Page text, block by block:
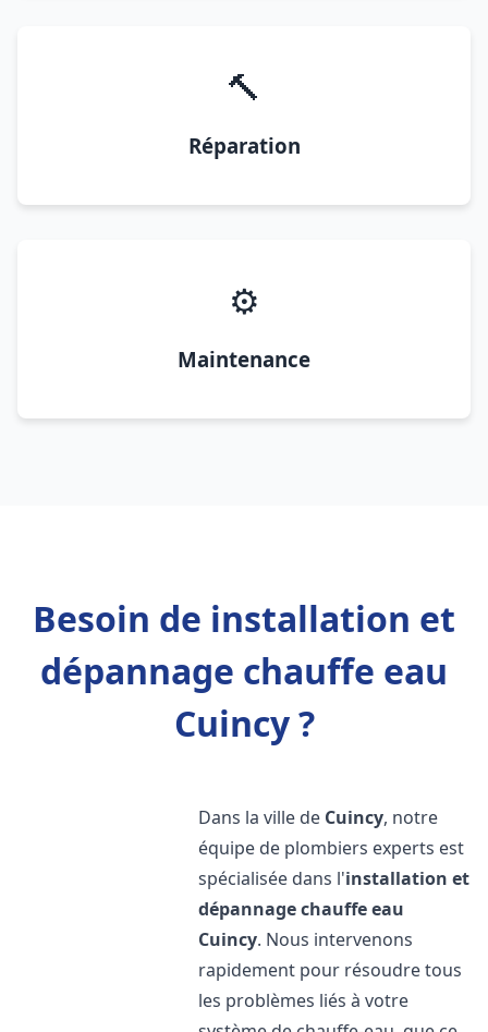
🔨
Réparation
⚙️
Maintenance
Besoin de installation et
dépannage chauffe eau
Cuincy ?
Dans la ville de Cuincy, notre
équipe de plombiers experts est
spécialisée dans l'installation et
dépannage chauffe eau
Cuincy. Nous intervenons
rapidement pour résoudre tous
les problèmes liés à votre